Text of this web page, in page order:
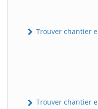
Trouver chantier
Trouver chantier